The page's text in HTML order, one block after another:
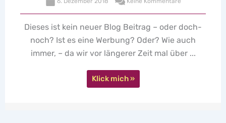
kein neuer Blog Beitrag – oder doch-
es eine Werbung? Oder? Wie auch
da wir vor längerer Zeit mal über ...
"Seins
kleines
Ann-